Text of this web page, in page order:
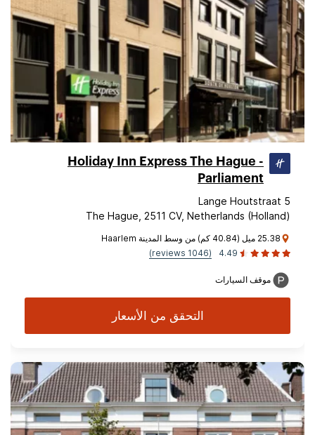
Holiday Inn Express The Hague -
Parliament
Lange Houtstraat 5
The Hague, 2511 CV, Netherlands (Holland)
25.38 ميل (40.84 كم) من وسط المدينة Haarlem
4.49
(1046 reviews)
موقف السيارات
التحقق من الأسعار